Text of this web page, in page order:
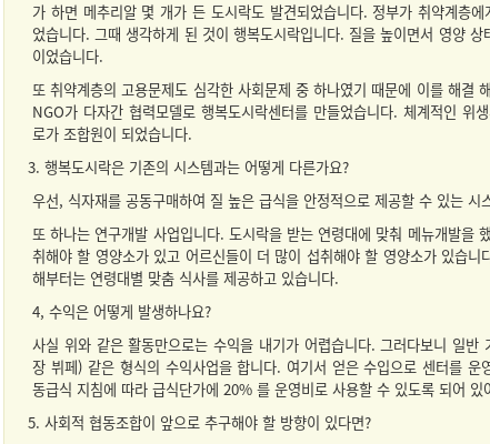
가 하면 메추리알 몇 개가 든 도시락도 발견되었습니다. 정부가 취약계층
었습니다. 그때 생각하게 된 것이 행복도시락입니다. 질을 높이면서 영양
이었습니다.
또 취약계층의 고용문제도 심각한 사회문제 중 하나였기 때문에 이를 해결
NGO가 다자간 협력모델로 행복도시락센터를 만들었습니다. 체계적인 위
로가 조합원이 되었습니다.
3. 행복도시락은 기존의 시스템과는 어떻게 다른가요?
우선, 식자재를 공동구매하여 질 높은 급식을 안정적으로 제공할 수 있는 시
또 하나는 연구개발 사업입니다. 도시락을 받는 연령대에 맞춰 메뉴개발을
취해야 할 영양소가 있고 어르신들이 더 많이 섭취해야 할 영양소가 있습
해부터는 연령대별 맞춤 식사를 제공하고 있습니다.
4, 수익은 어떻게 발생하나요?
사실 위와 같은 활동만으로는 수익을 내기가 어렵습니다. 그러다보니 일반
장 뷔페) 같은 형식의 수익사업을 합니다. 여기서 얻은 수입으로 센터를 운
동급식 지침에 따라 급식단가에 20% 를 운영비로 사용할 수 있도록 되어
5. 사회적 협동조합이 앞으로 추구해야 할 방향이 있다면?